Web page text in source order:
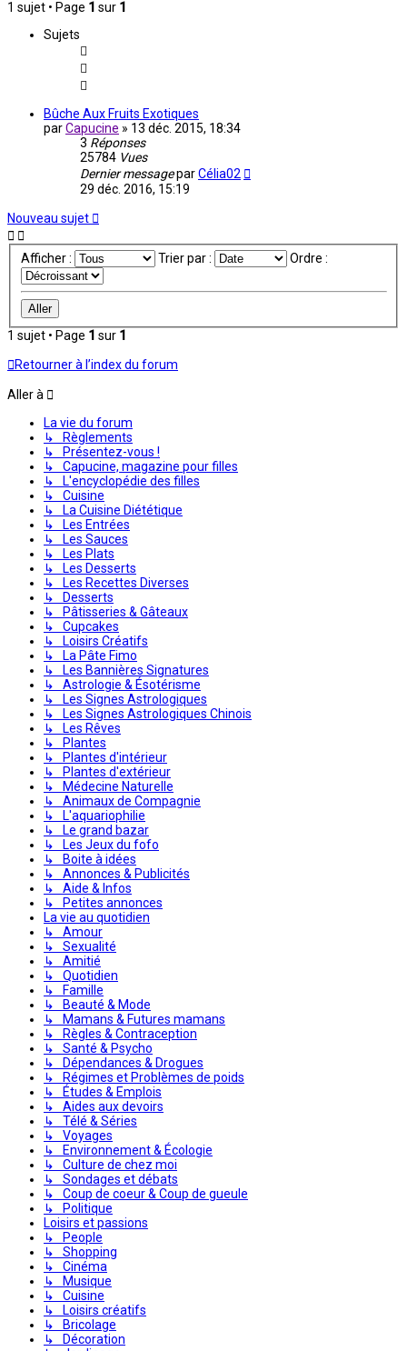
1 sujet • Page 1 sur 1
Sujets
Bûche Aux Fruits Exotiques
parCapucine » 13 déc. 2015, 18:34
3 Réponses
25784 Vues
Dernier messageparCélia02
29 déc. 2016, 15:19
Nouveau sujet
Afficher : Trier par : Ordre :
1 sujet • Page 1 sur 1
Retourner à l’index du forum
Aller à
La vie du forum
↳ Règlements
↳ Présentez-vous !
↳ Capucine, magazine pour filles
↳ L'encyclopédie des filles
↳ Cuisine
↳ La Cuisine Diététique
↳ Les Entrées
↳ Les Sauces
↳ Les Plats
↳ Les Desserts
↳ Les Recettes Diverses
↳ Desserts
↳ Pâtisseries & Gâteaux
↳ Cupcakes
↳ Loisirs Créatifs
↳ La Pâte Fimo
↳ Les Bannières Signatures
↳ Astrologie & Ésotérisme
↳ Les Signes Astrologiques
↳ Les Signes Astrologiques Chinois
↳ Les Rêves
↳ Plantes
↳ Plantes d'intérieur
↳ Plantes d'extérieur
↳ Médecine Naturelle
↳ Animaux de Compagnie
↳ L'aquariophilie
↳ Le grand bazar
↳ Les Jeux du fofo
↳ Boite à idées
↳ Annonces & Publicités
↳ Aide & Infos
↳ Petites annonces
La vie au quotidien
↳ Amour
↳ Sexualité
↳ Amitié
↳ Quotidien
↳ Famille
↳ Beauté & Mode
↳ Mamans & Futures mamans
↳ Règles & Contraception
↳ Santé & Psycho
↳ Dépendances & Drogues
↳ Régimes et Problèmes de poids
↳ Études & Emplois
↳ Aides aux devoirs
↳ Télé & Séries
↳ Voyages
↳ Environnement & Écologie
↳ Culture de chez moi
↳ Sondages et débats
↳ Coup de coeur & Coup de gueule
↳ Politique
Loisirs et passions
↳ People
↳ Shopping
↳ Cinéma
↳ Musique
↳ Cuisine
↳ Loisirs créatifs
↳ Bricolage
↳ Décoration